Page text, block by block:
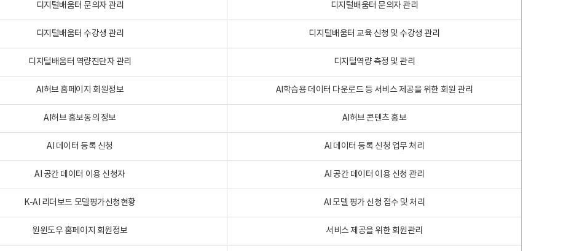
디지털배움터 문의자 관리 디지털배움터 문의자 관리
디지털배움터 수강생 관리 디지털배움터 교육 신청 및 수강생 관리
디지털배움터 역량진단자 관리 디지털역량 측정 및 관리
AI허브 홈페이지 회원정보 AI학습용 데이터 다운로드 등 서비스 제공을 위한 회원 관리
AI허브 홍보동의 정보 AI허브 콘텐츠 홍보
AI 데이터 등록 신청 AI 데이터 등록 신청 업무 처리
AI 공간 데이터 이용 신청자 AI 공간 데이터 이용 신청 관리
K-AI 리더보드 모델평가신청현황 AI 모델 평가 신청 접수 및 처리
원윈도우 홈페이지 회원정보 서비스 제공을 위한 회원관리